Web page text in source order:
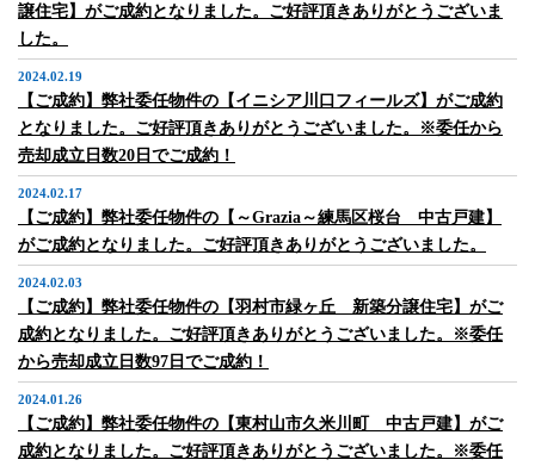
譲住宅】がご成約となりました。ご好評頂きありがとうございま
した。
2024.02.19
【ご成約】弊社委任物件の【イニシア川口フィールズ】がご成約
となりました。ご好評頂きありがとうございました。※委任から
売却成立日数20日でご成約！
2024.02.17
【ご成約】弊社委任物件の【～Grazia～練馬区桜台 中古戸建】
がご成約となりました。ご好評頂きありがとうございました。
2024.02.03
【ご成約】弊社委任物件の【羽村市緑ヶ丘 新築分譲住宅】がご
成約となりました。ご好評頂きありがとうございました。※委任
から売却成立日数97日でご成約！
2024.01.26
【ご成約】弊社委任物件の【東村山市久米川町 中古戸建】がご
成約となりました。ご好評頂きありがとうございました。※委任